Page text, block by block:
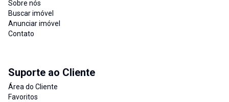
Sobre nós
Buscar imóvel
Anunciar imóvel
Contato
Suporte ao Cliente
Área do Cliente
Favoritos